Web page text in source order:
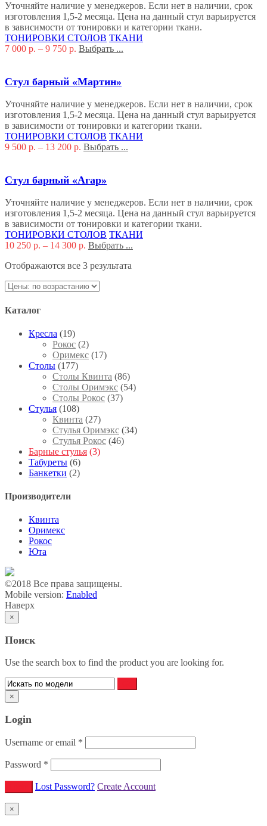
Уточняйте наличие у менеджеров. Если нет в наличии, срок
изготовления 1,5-2 месяца. Цена на данный стул варьируется
в зависимости от тонировки и категории ткани.
ТОНИРОВКИ СТОЛОВ ТКАНИ
7 000 р. – 9 750 р. Выбрать ...
Стул барный «Мартин»
Уточняйте наличие у менеджеров. Если нет в наличии, срок
изготовления 1,5-2 месяца. Цена на данный стул варьируется
в зависимости от тонировки и категории ткани.
ТОНИРОВКИ СТОЛОВ ТКАНИ
9 500 р. – 13 200 р. Выбрать ...
Стул барный «Агар»
Уточняйте наличие у менеджеров. Если нет в наличии, срок
изготовления 1,5-2 месяца. Цена на данный стул варьируется
в зависимости от тонировки и категории ткани.
ТОНИРОВКИ СТОЛОВ ТКАНИ
10 250 р. – 14 300 р. Выбрать ...
Отображаются все 3 результата
Каталог
Кресла (19)
Рокос (2)
Оримекс (17)
Столы (177)
Столы Квинта (86)
Столы Оримэкс (54)
Столы Рокос (37)
Стулья (108)
Квинта (27)
Стулья Оримэкс (34)
Стулья Рокос (46)
Барные стулья (3)
Табуреты (6)
Банкетки (2)
Производители
Квинта
Оримекс
Рокос
Юта
©2018 Все права защищены.
Mobile version: Enabled
Наверх
×
Поиск
Use the search box to find the product you are looking for.
×
Login
Username or email *
Password *
Lost Password? Create Account
×